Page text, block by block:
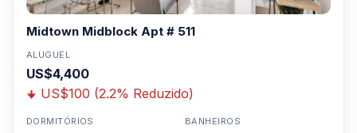
Midtown Midblock Apt # 511
ALUGUEL
US$4,400
US$100 (2.2% Reduzido)
DORMITÓRIOS BANHEIROS